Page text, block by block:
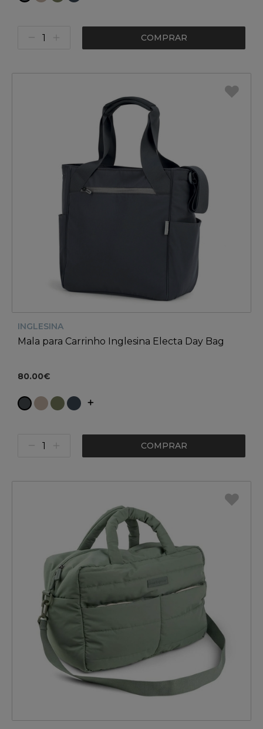
COMPRAR
INGLESINA
Mala para Carrinho Inglesina Electa Day Bag
80.00€
COMPRAR